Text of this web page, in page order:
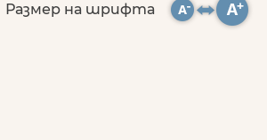
Размер на шрифта